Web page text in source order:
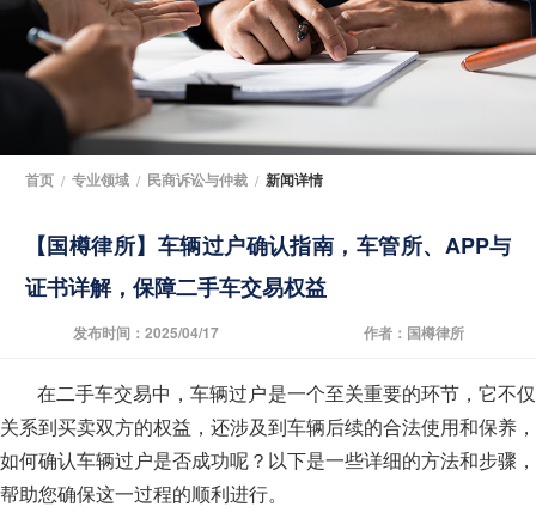
首页 / 专业领域 / 民商诉讼与仲裁 / 新闻详情
【国樽律所】车辆过户确认指南，车管所、APP与
证书详解，保障二手车交易权益
发布时间：2025/04/17 作者：国樽律所
在二手车交易中，车辆过户是一个至关重要的环节，它不仅
关系到买卖双方的权益，还涉及到车辆后续的合法使用和保养，
如何确认车辆过户是否成功呢？以下是一些详细的方法和步骤，
帮助您确保这一过程的顺利进行。